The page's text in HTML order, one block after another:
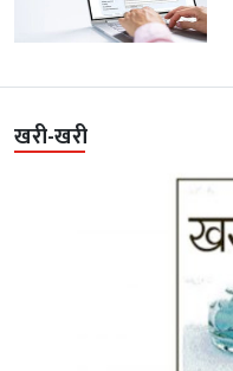
खरी-खरी